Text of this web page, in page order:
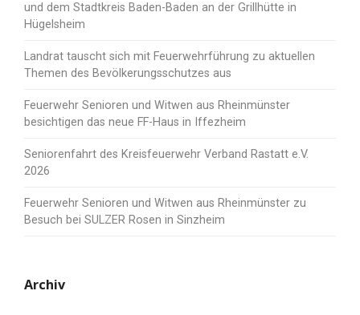
und dem Stadtkreis Baden-Baden an der Grillhütte in
Hügelsheim
Landrat tauscht sich mit Feuerwehrführung zu aktuellen
Themen des Bevölkerungsschutzes aus
Feuerwehr Senioren und Witwen aus Rheinmünster
besichtigen das neue FF-Haus in Iffezheim
Seniorenfahrt des Kreisfeuerwehr Verband Rastatt e.V.
2026
Feuerwehr Senioren und Witwen aus Rheinmünster zu
Besuch bei SULZER Rosen in Sinzheim
Archiv